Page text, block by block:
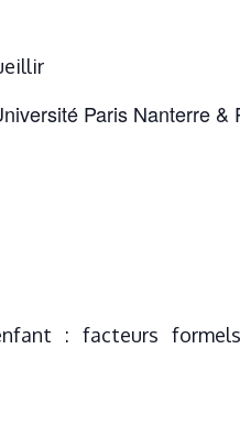
Paris Nanterre &
: facteurs